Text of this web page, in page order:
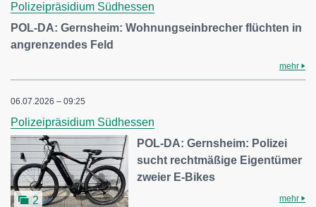
Polizeipräsidium Südhessen
POL-DA: Gernsheim: Wohnungseinbrecher flüchten in
angrenzendes Feld
mehr
06.07.2026 – 09:25
Polizeipräsidium Südhessen
2
POL-DA: Gernsheim: Polizei
sucht rechtmäßige Eigentümer
zweier E-Bikes
mehr